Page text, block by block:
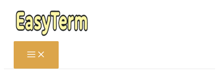
Перейти
содержимому